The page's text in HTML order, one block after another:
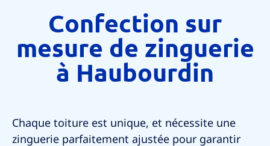
Confection sur
mesure de zinguerie
à Haubourdin
Chaque toiture est unique, et nécessite une
zinguerie parfaitement ajustée pour garantir